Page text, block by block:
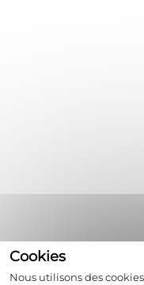
Nous utilisons des